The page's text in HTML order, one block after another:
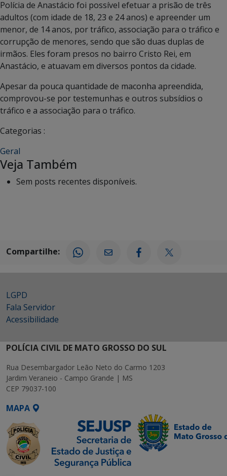
Polícia de Anastácio foi possível efetuar a prisão de três
adultos (com idade de 18, 23 e 24 anos) e apreender um
menor, de 14 anos, por tráfico, associação para o tráfico e
corrupção de menores, sendo que são duas duplas de
irmãos. Eles foram presos no bairro Cristo Rei, em
Anastácio, e atuavam em diversos pontos da cidade.
Apesar da pouca quantidade de maconha apreendida,
comprovou-se por testemunhas e outros subsídios o
tráfico e a associação para o tráfico.
Categorias :
Geral
Veja Também
Sem posts recentes disponíveis.
Compartilhe:
LGPD
Fala Servidor
Acessibilidade
POLÍCIA CIVIL DE MATO GROSSO DO SUL
Rua Desembargador Leão Neto do Carmo 1203
Jardim Veraneio - Campo Grande | MS
CEP 79037-100
MAPA